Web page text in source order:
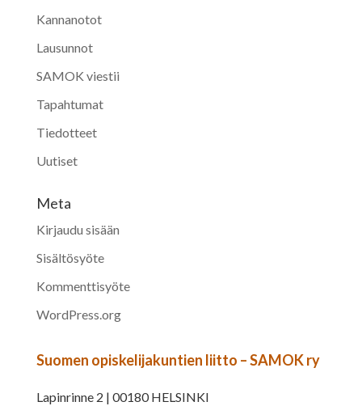
Kannanotot
Lausunnot
SAMOK viestii
Tapahtumat
Tiedotteet
Uutiset
Meta
Kirjaudu sisään
Sisältösyöte
Kommenttisyöte
WordPress.org
Suomen opiskelijakuntien liitto – SAMOK ry
Lapinrinne 2 | 00180 HELSINKI